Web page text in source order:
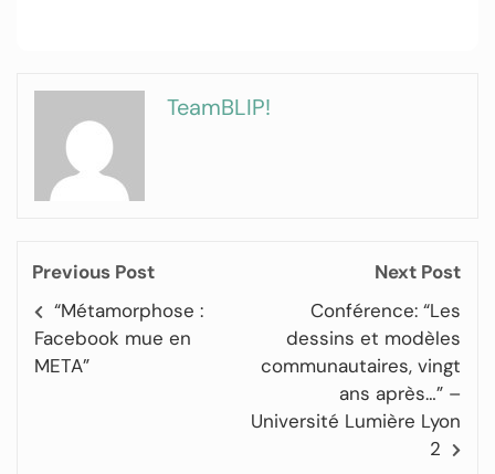
TeamBLIP!
Previous Post
“Métamorphose :
Facebook mue en
META”
Next Post
Conférence: “Les
dessins et modèles
communautaires, vingt
ans après…” –
Université Lumière Lyon
2